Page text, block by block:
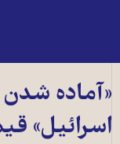
«آماده‌ شدن
اسرائیل»